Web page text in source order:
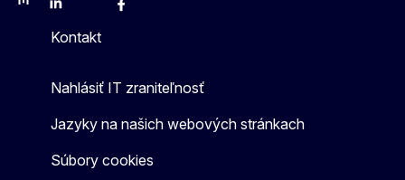
MastodonLinkedInBlueskyFacebook
Kontakt
Nahlásiť IT zraniteľnosť
Jazyky na našich webových stránkach
Súbory cookies